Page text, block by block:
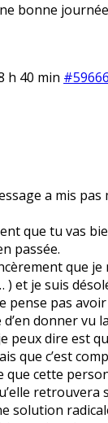
bonne
h 40 min #59666
a mis pas
que tu vas
passée.
que
et je suis
pense pas
d’en donner vu
peux dire est
que c’est
que cette
retrouvera
solution